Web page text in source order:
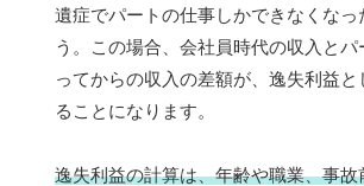
遺症でパートの仕事しかできなくなっ
う。この場合、会社員時代の収入とパ
ってからの収入の差額が、逸失利益
ることになります。
逸失利益の計算は、年齢や職業、事故